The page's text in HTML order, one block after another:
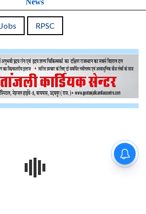
News
Jobs RPSC